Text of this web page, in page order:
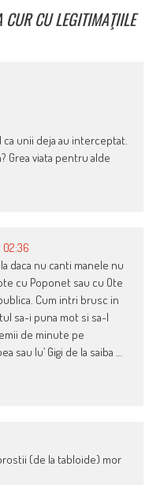
CUR CU LEGITIMAŢIILE
ca unii deja au interceptat.
Grea viata pentru alde
02:36
daca nu canti manele nu
cu Poponet sau cu Ote
Cum intri brusc in
sa-i puna mot si sa-l
de minute pe
sau lu’ Gigi de la saiba …
(de la tabloide) mor